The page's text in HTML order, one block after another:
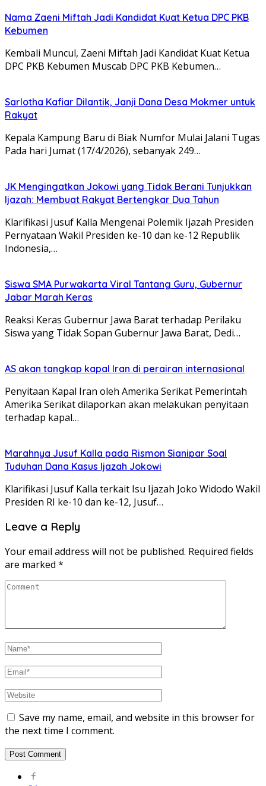
Nama Zaeni Miftah Jadi Kandidat Kuat Ketua DPC PKB
Kebumen
Kembali Muncul, Zaeni Miftah Jadi Kandidat Kuat Ketua
DPC PKB Kebumen Muscab DPC PKB Kebumen…
Sarlotha Kafiar Dilantik, Janji Dana Desa Mokmer untuk
Rakyat
Kepala Kampung Baru di Biak Numfor Mulai Jalani Tugas
Pada hari Jumat (17/4/2026), sebanyak 249…
JK Mengingatkan Jokowi yang Tidak Berani Tunjukkan
Ijazah: Membuat Rakyat Bertengkar Dua Tahun
Klarifikasi Jusuf Kalla Mengenai Polemik Ijazah Presiden
Pernyataan Wakil Presiden ke-10 dan ke-12 Republik
Indonesia,…
Siswa SMA Purwakarta Viral Tantang Guru, Gubernur
Jabar Marah Keras
Reaksi Keras Gubernur Jawa Barat terhadap Perilaku
Siswa yang Tidak Sopan Gubernur Jawa Barat, Dedi…
AS akan tangkap kapal Iran di perairan internasional
Penyitaan Kapal Iran oleh Amerika Serikat Pemerintah
Amerika Serikat dilaporkan akan melakukan penyitaan
terhadap kapal…
Marahnya Jusuf Kalla pada Rismon Sianipar Soal
Tuduhan Dana Kasus Ijazah Jokowi
Klarifikasi Jusuf Kalla terkait Isu Ijazah Joko Widodo Wakil
Presiden RI ke-10 dan ke-12, Jusuf…
Leave a Reply
Your email address will not be published. Required fields
are marked *
Save my name, email, and website in this browser for
the next time I comment.